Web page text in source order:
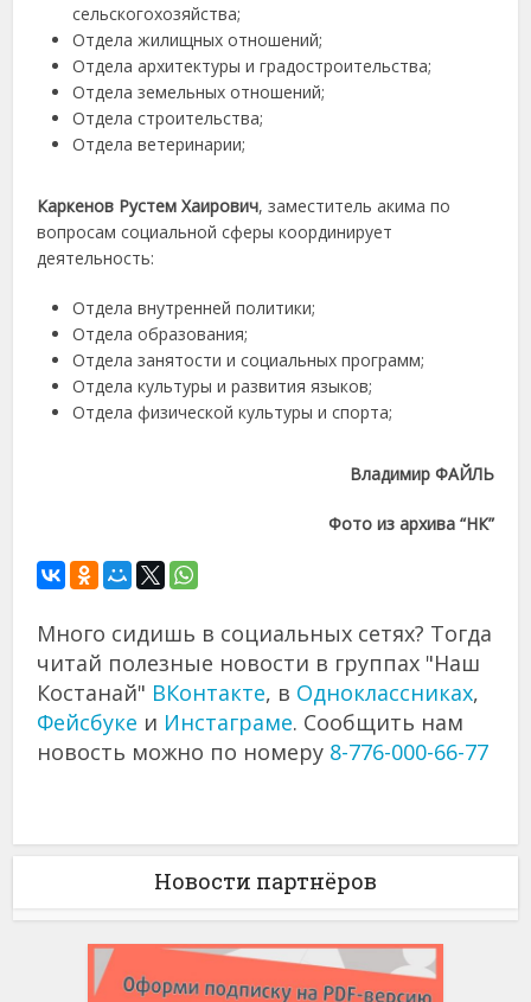
сельскогохозяйства;
Отдела жилищных отношений;
Отдела архитектуры и градостроительства;
Отдела земельных отношений;
Отдела строительства;
Отдела ветеринарии;
Каркенов Рустем Хаирович, заместитель акима по
вопросам социальной сферы координирует
деятельность:
Отдела внутренней политики;
Отдела образования;
Отдела занятости и социальных программ;
Отдела культуры и развития языков;
Отдела физической культуры и спорта;
Владимир ФАЙЛЬ
Фото из архива “НК”
Много сидишь в социальных сетях? Тогда
читай полезные новости в группах "Наш
Костанай" ВКонтакте, в Одноклассниках,
Фейсбуке и Инстаграме. Сообщить нам
новость можно по номеру 8-776-000-66-77
Новости партнёров